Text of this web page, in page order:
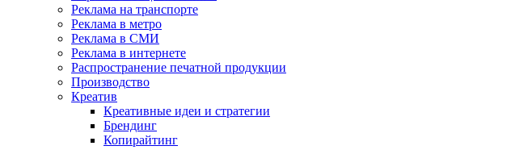
Реклама на транспорте
Реклама в метро
Реклама в СМИ
Реклама в интернете
Распространение печатной продукции
Производство
Креатив
Креативные идеи и стратегии
Брендинг
Копирайтинг